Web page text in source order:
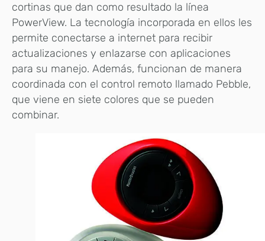
cortinas que dan como resultado la línea
PowerView. La tecnología incorporada en ellos les
permite conectarse a internet para recibir
actualizaciones y enlazarse con aplicaciones
para su manejo. Además, funcionan de manera
coordinada con el control remoto llamado Pebble,
que viene en siete colores que se pueden
combinar.